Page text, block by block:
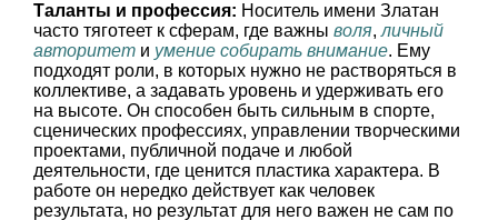
Таланты и профессия: Носитель имени Златан
часто тяготеет к сферам, где важны воля, личный
авторитет и умение собирать внимание. Ему
подходят роли, в которых нужно не растворяться в
коллективе, а задавать уровень и удерживать его
на высоте. Он способен быть сильным в спорте,
сценических профессиях, управлении творческими
проектами, публичной подаче и любой
деятельности, где ценится пластика характера. В
работе он нередко действует как человек
результата, но результат для него важен не сам по